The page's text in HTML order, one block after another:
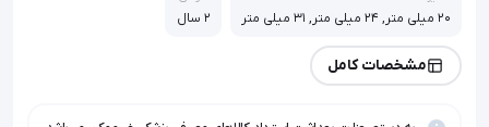
20 میلی متر, 24 میلی متر, 31 میلی متر 2 سال
مشخصات کامل